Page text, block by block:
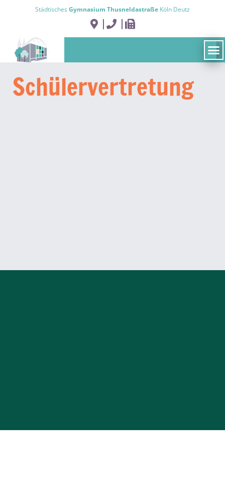
Städtisches Gymnasium Thusneldastraße Köln Deutz
Schüler­vertretung